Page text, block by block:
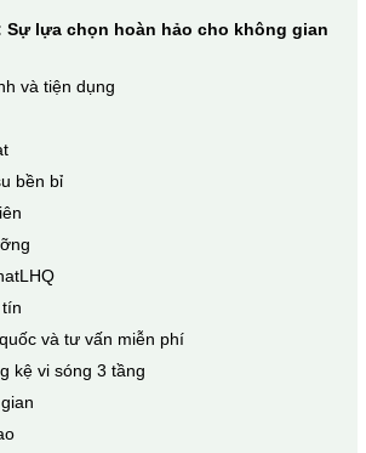
Sự lựa chọn hoàn hảo cho không gian
và tiện dụng
bền bỉ
và tư vấn miễn phí
kệ vi sóng 3 tầng